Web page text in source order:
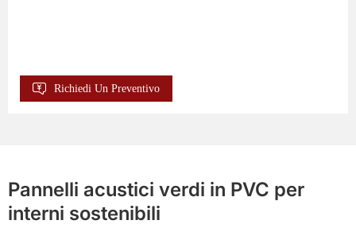
Richiedi Un Preventivo
Pannelli acustici verdi in PVC per
interni sostenibili